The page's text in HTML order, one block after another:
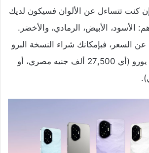
أما إن كنت تتساءل عن الألوان فسيكون لديك
الأسود، الأبيض، الرمادي، والأخضر.
السعر، فبإمكانك شراء النسخة البرو
بسعر يبدأ من 520 يورو (أي 27,500 ألف جنيه مصري، أو